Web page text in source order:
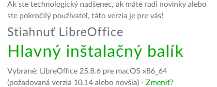
Ak ste technologický nadšenec, ak máte radi novinky alebo
ste pokročilý používateľ, táto verzia je pre vás!
Stiahnuť LibreOffice
Hlavný inštalačný balík
Vybrané: LibreOffice 25.8.6 pre macOS x86_64
(požadovaná verzia 10.14 alebo novšia) - Zmeniť?